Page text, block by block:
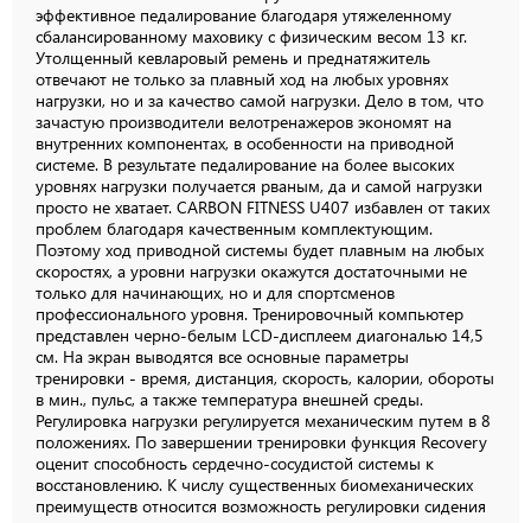
эффективное педалирование благодаря утяжеленному
сбалансированному маховику c физическим весом 13 кг.
Утолщенный кевларовый ремень и преднатяжитель
отвечают не только за плавный ход на любых уровнях
нагрузки, но и за качество самой нагрузки. Дело в том, что
зачастую производители велотренажеров экономят на
внутренних компонентах, в особенности на приводной
системе. В результате педалирование на более высоких
уровнях нагрузки получается рваным, да и самой нагрузки
просто не хватает. CARBON FITNESS U407 избавлен от таких
проблем благодаря качественным комплектующим.
Поэтому ход приводной системы будет плавным на любых
скоростях, а уровни нагрузки окажутся достаточными не
только для начинающих, но и для спортсменов
профессионального уровня. Тренировочный компьютер
представлен черно-белым LCD-дисплеем диагональю 14,5
см. На экран выводятся все основные параметры
тренировки - время, дистанция, скорость, калории, обороты
в мин., пульс, а также температура внешней среды.
Регулировка нагрузки регулируется механическим путем в 8
положениях. По завершении тренировки функция Recovery
оценит способность сердечно-сосудистой системы к
восстановлению. К числу существенных биомеханических
преимуществ относится возможность регулировки сидения